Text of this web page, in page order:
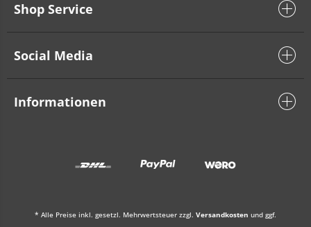
Shop Service
Social Media
Informationen
* Alle Preise inkl. gesetzl. Mehrwertsteuer zzgl. Versandkosten und ggf.